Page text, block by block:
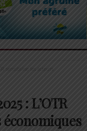
sensibilise les acteurs
: L’OTR